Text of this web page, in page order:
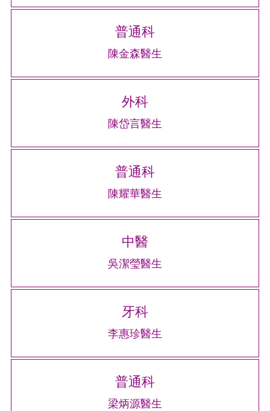
普通科
陳金森醫生
外科
陳岱言醫生
普通科
陳耀華醫生
中醫
吳潔瑩醫生
牙科
李惠珍醫生
普通科
梁炳源醫生